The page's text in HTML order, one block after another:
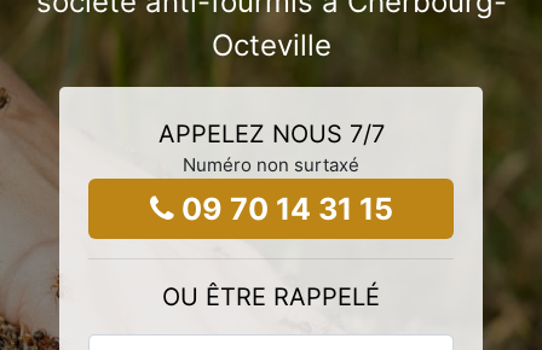
Octeville
APPELEZ NOUS 7/7
Numéro non surtaxé
09 70 14 31 15
OU ÊTRE RAPPELÉ